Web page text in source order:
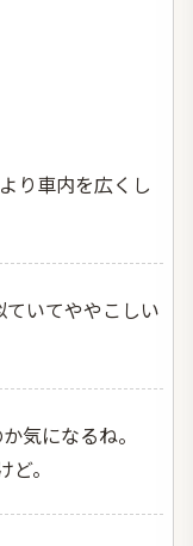
り車内を広くし
ていてややこしい
気になるね。
。